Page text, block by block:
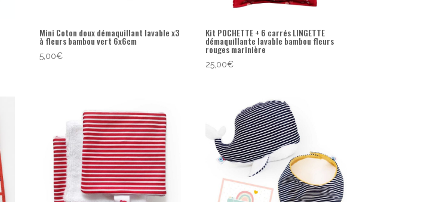
Mini Coton doux démaquillant lavable x3
à fleurs bambou vert 6x6cm
5,00€
Kit POCHETTE + 6 carrés LINGETTE
démaquillante lavable bambou fleurs
rouges marinière
25,00€